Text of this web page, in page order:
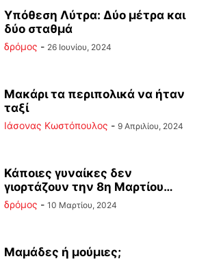
Υπόθεση Λύτρα: Δύο μέτρα και
δύο σταθμά
δρόμος - 26 Ιουνίου, 2024
Μακάρι τα περιπολικά να ήταν
ταξί
Ιάσονας Κωστόπουλος - 9 Απριλίου, 2024
Κάποιες γυναίκες δεν
γιορτάζουν την 8η Μαρτίου…
δρόμος - 10 Μαρτίου, 2024
Μαμάδες ή μούμιες;